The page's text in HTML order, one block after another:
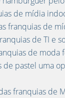
de mídia
franquias de
de TI e
de moda
de pastel uma
franquias de